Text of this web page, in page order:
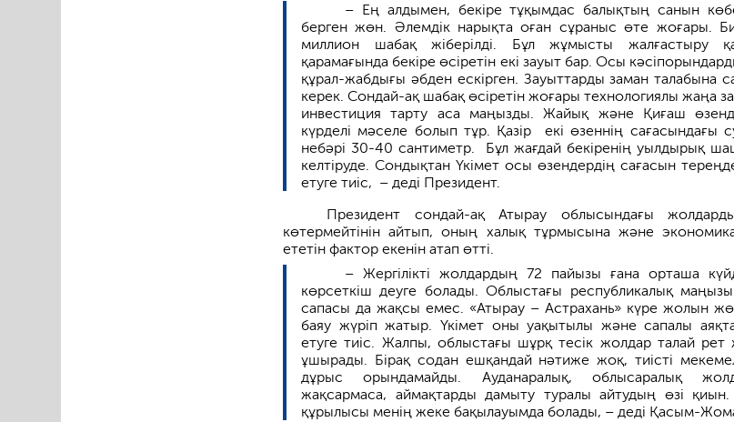
– Ең алдымен, бекіре тұқымдас балықтың санын
берген жөн. Әлемдік нарықта оған сұраныс өте жоғары.
миллион шабақ жіберілді. Бұл жұмысты жалғастыру
қарамағында бекіре өсіретін екі зауыт бар. Осы
құрал-жабдығы әбден ескірген. Зауыттарды заман талабына
керек. Сондай-ақ шабақ өсіретін жоғары технологиялы жаңа
инвестиция тарту аса маңызды. Жайық және Қиғаш
күрделі мәселе болып тұр. Қазір екі өзеннің сағасындағы
небәрі 30-40 сантиметр. Бұл жағдай бекіренің уылдырық
келтіруде. Сондықтан Үкімет осы өзендердің сағасын
етуге тиіс, – деді Президент.
Президент сондай-ақ Атырау облысындағы
көтермейтінін айтып, оның халық тұрмысына және
ететін фактор екенін атап өтті.
– Жергілікті жолдардың 72 пайызы ғана орташа
көрсеткіш деуге болады. Облыстағы республикалық
сапасы да жақсы емес. «Атырау – Астрахань» күре жолын
баяу жүріп жатыр. Үкімет оны уақытылы және сапалы
етуге тиіс. Жалпы, облыстағы шұрқ тесік жолдар талай
ұшырады. Бірақ содан ешқандай нәтиже жоқ, тиісті
дұрыс орындамайды. Ауданаралық, облысаралық
жақсармаса, аймақтарды дамыту туралы айтудың өзі
құрылысы менің жеке бақылауымда болады, – деді Қасым-